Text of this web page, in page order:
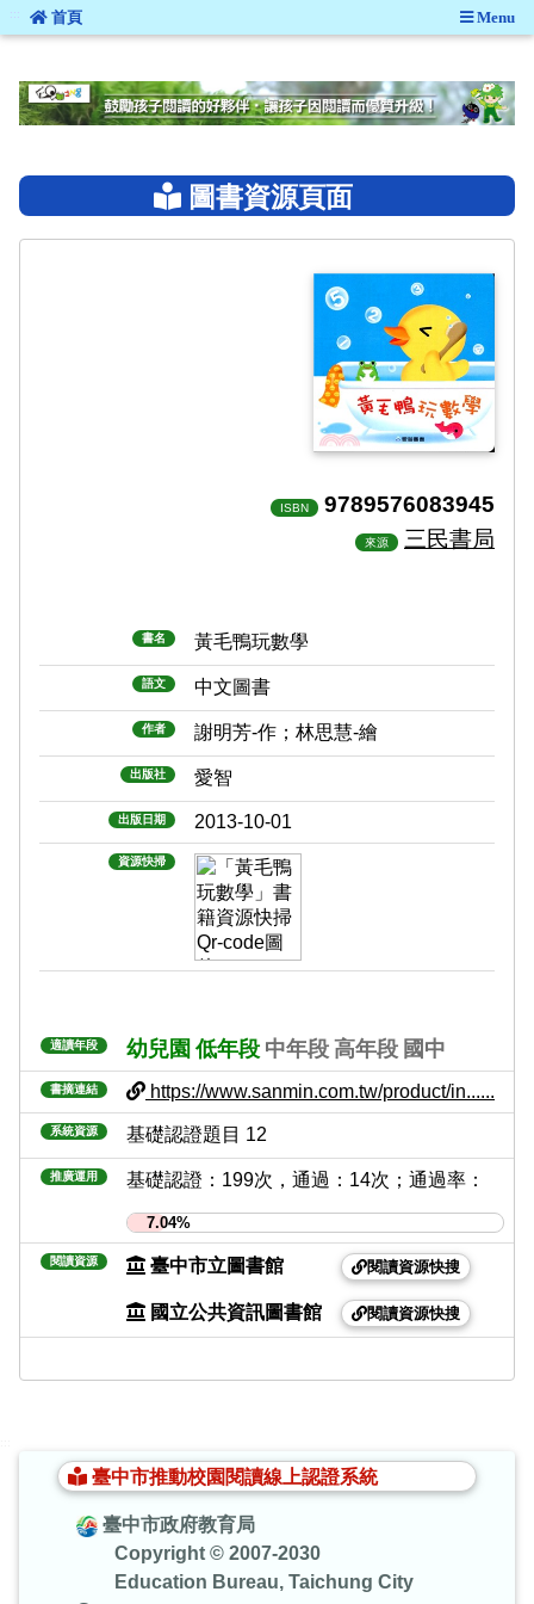
::: 首頁 Menu
圖書資源頁面
ISBN 9789576083945
來源 三民書局
書名 黃毛鴨玩數學
語文 中文圖書
作者 謝明芳-作；林思慧-繪
出版社 愛智
出版日期 2013-10-01
資源快掃
適讀年段 幼兒園 低年段 中年段 高年段 國中
書摘連結 https://www.sanmin.com.tw/product/in......
系統資源 基礎認證題目 12
推廣運用 基礎認證：199次，通過：14次；通過率：
7.04%
閱讀資源 臺中市立圖書館 閱讀資源快搜
國立公共資訊圖書館 閱讀資源快搜
臺中市推動校園閱讀線上認證系統
臺中市政府教育局
Copyright © 2007-2030
Education Bureau, Taichung City